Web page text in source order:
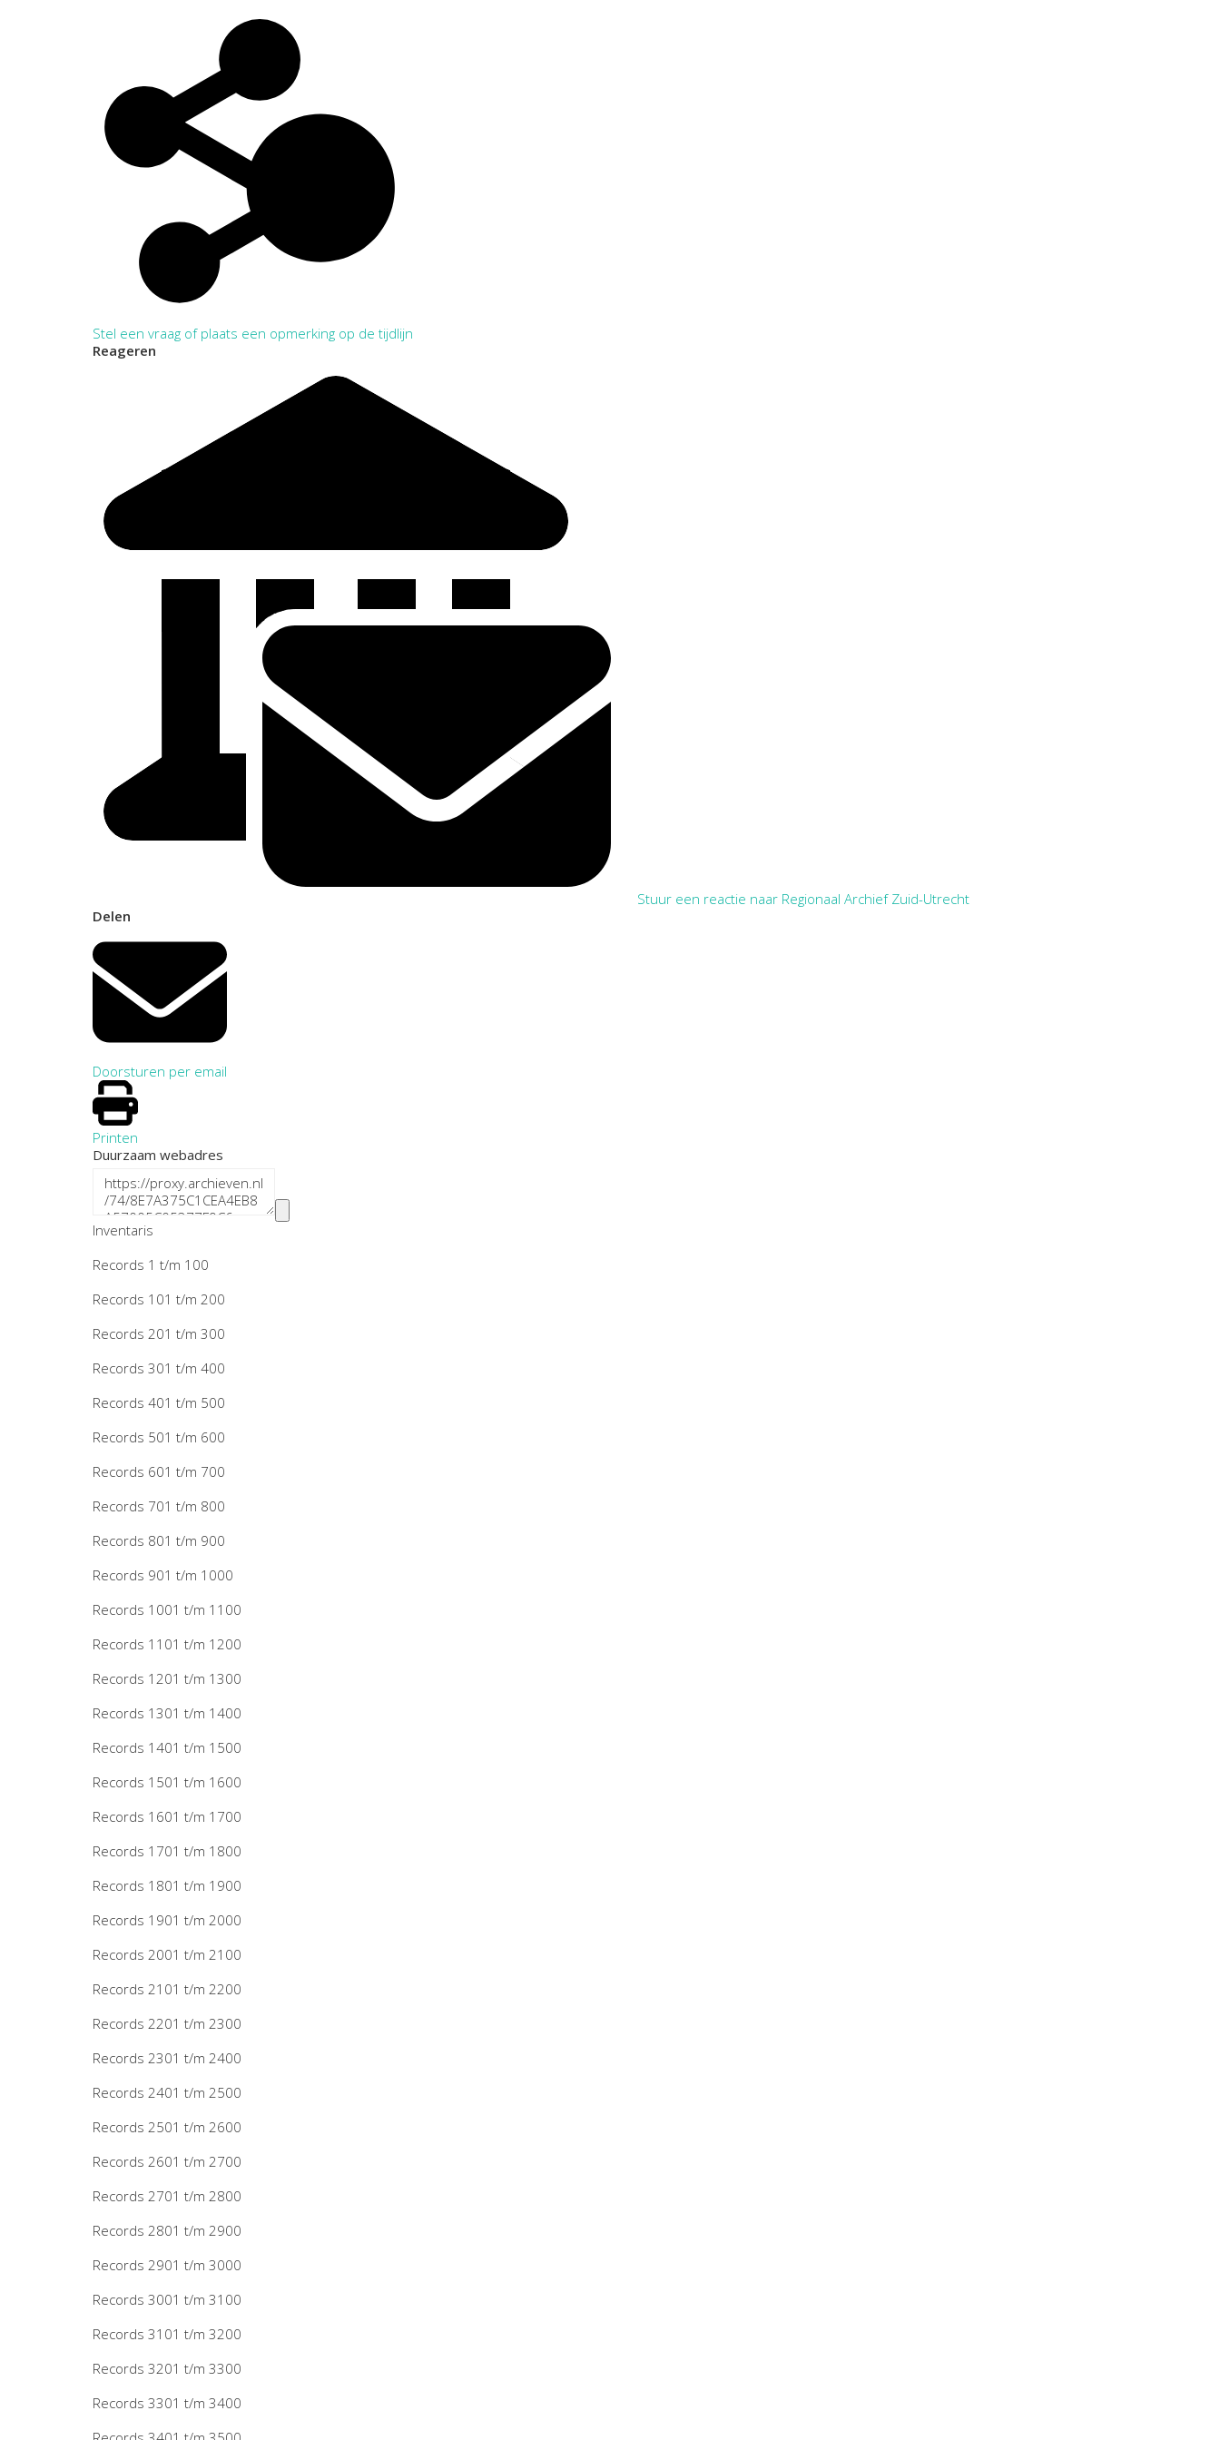
Stel een vraag of plaats een opmerking op de tijdlijn
Reageren
Stuur een reactie naar Regionaal Archief Zuid-Utrecht
Delen
Doorsturen per email
Printen
Duurzaam webadres
Inventaris
Records 1 t/m 100
Records 101 t/m 200
Records 201 t/m 300
Records 301 t/m 400
Records 401 t/m 500
Records 501 t/m 600
Records 601 t/m 700
Records 701 t/m 800
Records 801 t/m 900
Records 901 t/m 1000
Records 1001 t/m 1100
Records 1101 t/m 1200
Records 1201 t/m 1300
Records 1301 t/m 1400
Records 1401 t/m 1500
Records 1501 t/m 1600
Records 1601 t/m 1700
Records 1701 t/m 1800
Records 1801 t/m 1900
Records 1901 t/m 2000
Records 2001 t/m 2100
Records 2101 t/m 2200
Records 2201 t/m 2300
Records 2301 t/m 2400
Records 2401 t/m 2500
Records 2501 t/m 2600
Records 2601 t/m 2700
Records 2701 t/m 2800
Records 2801 t/m 2900
Records 2901 t/m 3000
Records 3001 t/m 3100
Records 3101 t/m 3200
Records 3201 t/m 3300
Records 3301 t/m 3400